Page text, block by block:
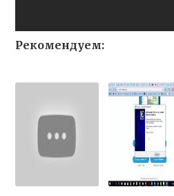
Рекомендуем: